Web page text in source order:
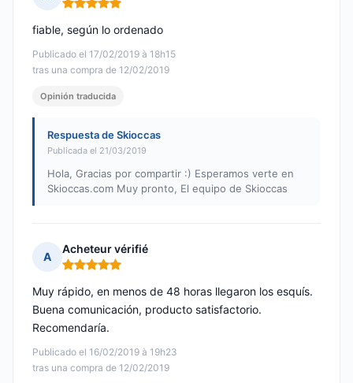
Nota: 5 de 5
Publicado el 17/02/2019 à 18h15
tras una compra de 12/02/2019
fiable, según lo ordenado
Opinión traducida
Respuesta de Skioccas
Publicada el 21/03/2019
Hola, Gracias por compartir :) Esperamos verte en
Skioccas.com Muy pronto, El equipo de Skioccas
A
Acheteur vérifié
Nota: 5 de 5
Publicado el 16/02/2019 à 19h23
tras una compra de 12/02/2019
Muy rápido, en menos de 48 horas llegaron los esquís.
Buena comunicación, producto satisfactorio.
Recomendaría.